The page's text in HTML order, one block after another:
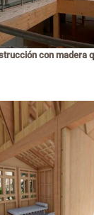
con madera